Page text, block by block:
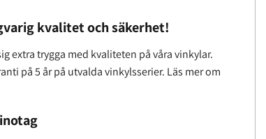
kvalitet och säkerhet!
extra trygga med kvaliteten på våra vinkylar.
på 5 år på utvalda vinkylsserier. Läs mer om